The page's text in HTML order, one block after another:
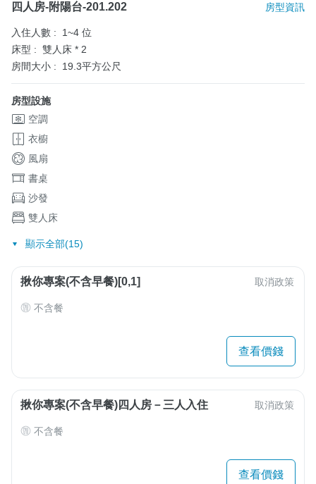
四人房-附陽台-201.202 房型資訊
入住人數 :
1~4 位
床型 : 雙人床 * 2
房間大小 :
19.3平方公尺
房型設施
空調
衣櫥
風扇
書桌
沙發
雙人床
顯示全部(15)
揪你專案(不含早餐)[0,1] 取消政策
不含餐
查看價錢
揪你專案(不含早餐)四人房－三人入住 取消政策
不含餐
查看價錢